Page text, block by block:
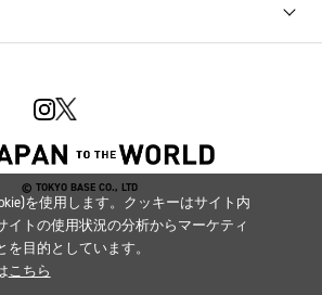
© TOKYO BASE CO., LTD
を使用します。クッキーはサイト内
イトの使用状況の分析からマーケティ
目的としています。
こちら